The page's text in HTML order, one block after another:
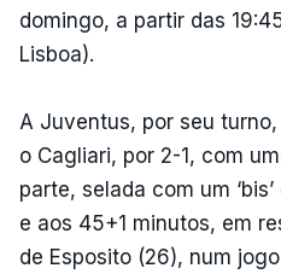
domingo, a partir das
Lisboa).
A Juventus, por seu
o Cagliari, por 2-1, com
parte, selada com um
e aos 45+1 minutos, em
de Esposito (26), num